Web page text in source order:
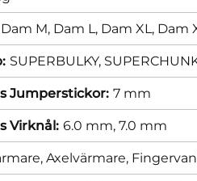
Dam M, Dam L, Dam XL, Dam
SUPERBULKY,
Jumperstickor: 7 mm
Virknål: 6.0 mm, 7.0 mm
Axelvärmare,